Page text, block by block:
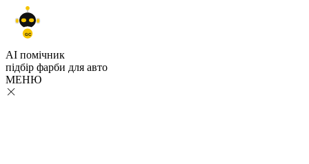
GC
AI помічник
підбір фарби для авто
МЕНЮ